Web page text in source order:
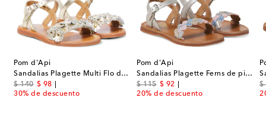
Pom d'Api
Sandalias Plagette Multi Flo de piel
$ 140
original price
$ 98
discount price
30% de descuento
Pom d'Api
Sandalias Plagette Ferns de piel adornadas
$ 115
original price
$ 92
discount price
20% de descuento
$